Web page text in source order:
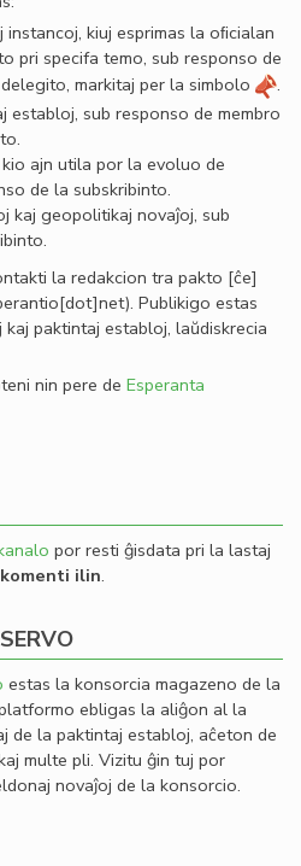
kiuj esprimas la oﬁcialan
pri specifa temo, sub responso de
markitaj per la simbolo
.
establoj, sub responso de membro
ajn utila por la evoluo de
de la subskribinto.
kaj geopolitikaj novaĵoj, sub
la redakcion tra pakto [ĉe]
. Publikigo estas
paktintaj establoj, laŭdiskrecia
nin pere de Esperanta
por resti ĝisdata pri la lastaj
ilin.
estas la konsorcia magazeno de la
ebligas la aliĝon al la
de la paktintaj establoj, aĉeton de
multe pli. Vizitu ĝin tuj por
novaĵoj de la konsorcio.